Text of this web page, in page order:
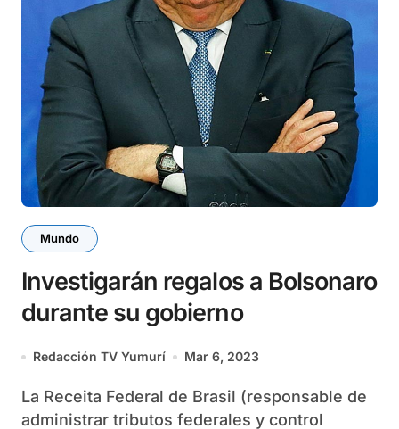
Mundo
Investigarán regalos a Bolsonaro
durante su gobierno
Redacción TV Yumurí Mar 6, 2023
La Receita Federal de Brasil (responsable de
administrar tributos federales y control